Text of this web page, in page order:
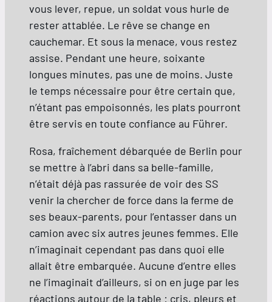
vous lever, repue, un soldat vous hurle de
rester attablée. Le rêve se change en
cauchemar. Et sous la menace, vous restez
assise. Pendant une heure, soixante
longues minutes, pas une de moins. Juste
le temps nécessaire pour être certain que,
n’étant pas empoisonnés, les plats pourront
être servis en toute confiance au Führer.
Rosa, fraîchement débarquée de Berlin pour
se mettre à l’abri dans sa belle-famille,
n’était déjà pas rassurée de voir des SS
venir la chercher de force dans la ferme de
ses beaux-parents, pour l’entasser dans un
camion avec six autres jeunes femmes. Elle
n’imaginait cependant pas dans quoi elle
allait être embarquée. Aucune d’entre elles
ne l’imaginait d’ailleurs, si on en juge par les
réactions autour de la table : cris, pleurs et